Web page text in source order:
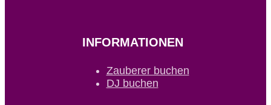
INFORMATIONEN
Zauberer buchen
DJ buchen